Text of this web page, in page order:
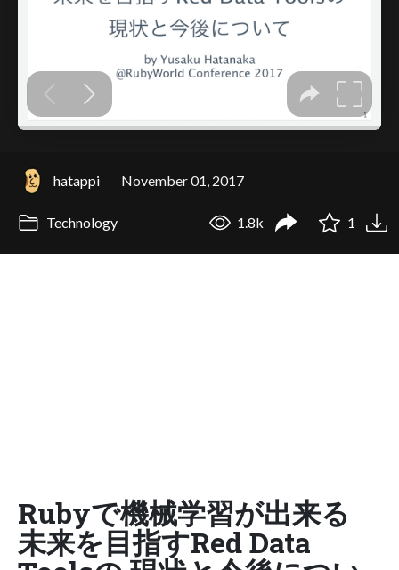
hatappi November 01, 2017
Technology 1.8k 1
Rubyで機械学習が出来る
未来を目指すRed Data